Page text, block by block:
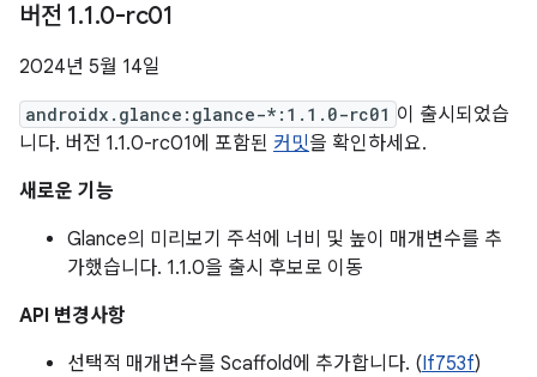
버전 1.1.0-rc01
2024년 5월 14일
androidx.glance:glance-*:1.1.0-rc01 이 출시되었습
니다. 버전 1.1.0-rc01에 포함된 커밋을 확인하세요.
새로운 기능
Glance의 미리보기 주석에 너비 및 높이 매개변수를 추
가했습니다. 1.1.0을 출시 후보로 이동
API 변경사항
선택적 매개변수를 Scaffold에 추가합니다. (If753f)